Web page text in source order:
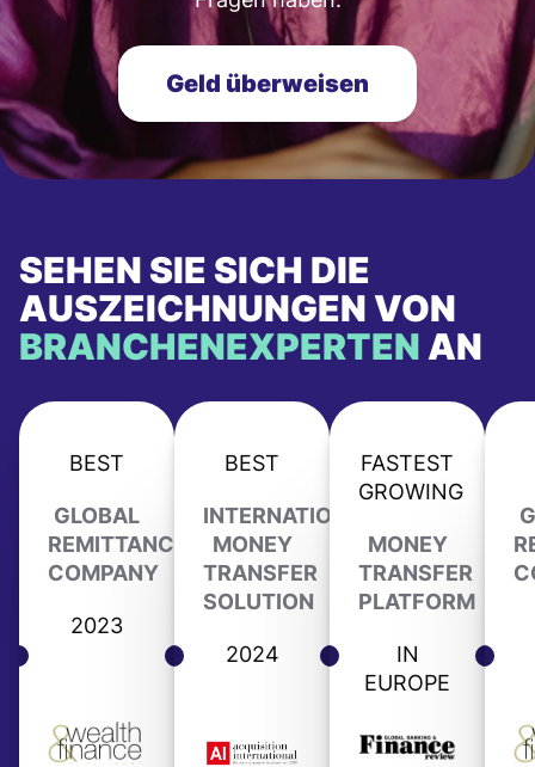
Geld überweisen
SEHEN SIE SICH DIE
AUSZEICHNUNGEN VON
BRANCHENEXPERTEN AN
BEST
GLOBAL
REMITTANCE
COMPANY
2023
BEST
INTERNATIONAL
MONEY
TRANSFER
SOLUTION
2024
FASTEST
GROWING
MONEY
TRANSFER
PLATFORM
IN
EUROPE